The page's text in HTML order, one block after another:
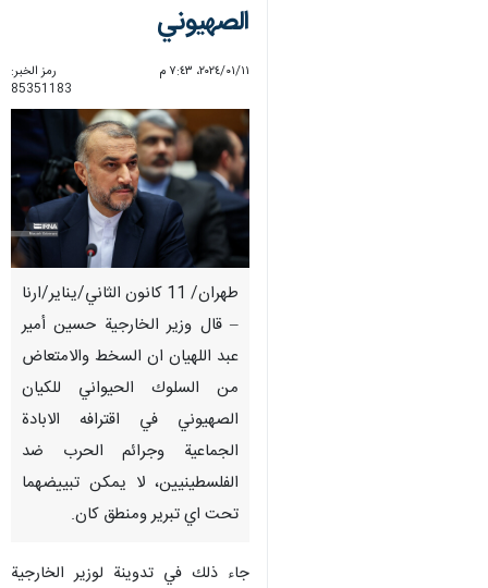
الصهيوني
١١‏/٠١‏/٢٠٢٤، ٧:٤٣ م
رمز الخبر:
85351183
طهران/ 11 كانون الثاني/يناير/ارنا
– قال وزير الخارجية حسين أمير
عبد اللهيان ان السخط والامتعاض
من السلوك الحيواني للكيان
الصهيوني في اقترافه الابادة
الجماعية وجرائم الحرب ضد
الفلسطينيين، لا يمكن تبييضهما
تحت اي تبرير ومنطق كان.
جاء ذلك في تدوينة لوزير الخارجية